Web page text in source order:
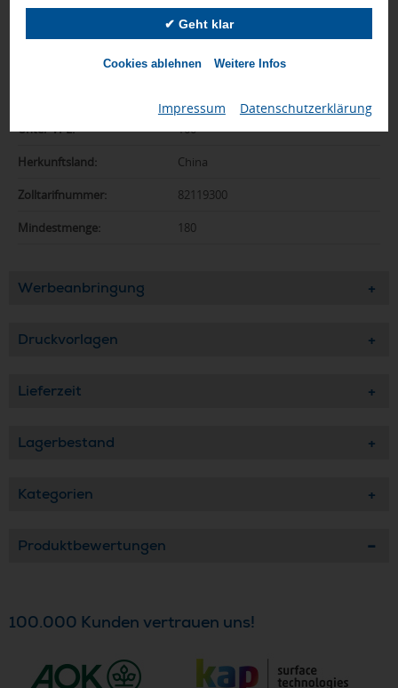
✔ Geht klar
Cookies ablehnen Weitere Infos
Impressum Datenschutzerklärung
13 g
ABS, Metall
Unter-VPE: 100
Herkunftsland: China
Zolltarifnummer: 82119300
Mindestmenge: 180
Werbeanbringung
Druckvorlagen
Lieferzeit
Lagerbestand
Kategorien
Produktbewertungen
100.000 Kunden vertrauen uns!